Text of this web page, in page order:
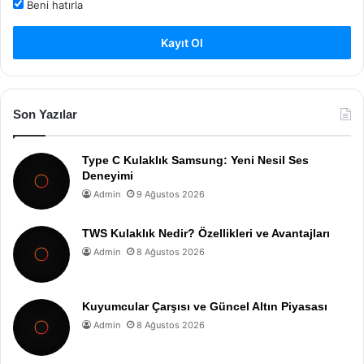
Beni hatırla
Kayıt Ol
Son Yazılar
Type C Kulaklık Samsung: Yeni Nesil Ses
Deneyimi
Admin 9 Ağustos 2026
TWS Kulaklık Nedir? Özellikleri ve Avantajları
Admin 8 Ağustos 2026
Kuyumcular Çarşısı ve Güncel Altın Piyasası
Admin 8 Ağustos 2026